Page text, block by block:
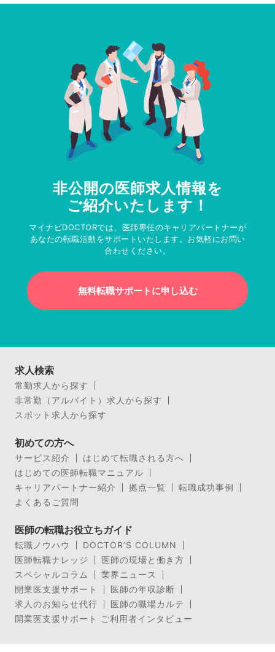
非公開の医師求人情報を
ご紹介いたします！
マイナビDOCTORでは、医師専任のキャリアパートナーが
あなたの転職活動をサポートいたします。お気軽にお問い
合わせください。
無料転職サポートに申し込む
求人検索
常勤求人から探す
非常勤（アルバイト）求人から探す
スポット求人から探す
初めての方へ
サービス紹介
はじめて転職される方へ
はじめての医師転職マニュアル
キャリアパートナー紹介
拠点一覧
転職成功事例
よくあるご質問
医師の転職お役立ちガイド
転職ノウハウ
DOCTOR’S COLUMN
医師転職ナレッジ
医師の現場と働き方
スペシャルコラム
業界ニュース
開業医支援サポート
医師の年収診断
求人のお知らせ代行
医師の職場カルテ
開業医支援サポート ご利用者インタビュー